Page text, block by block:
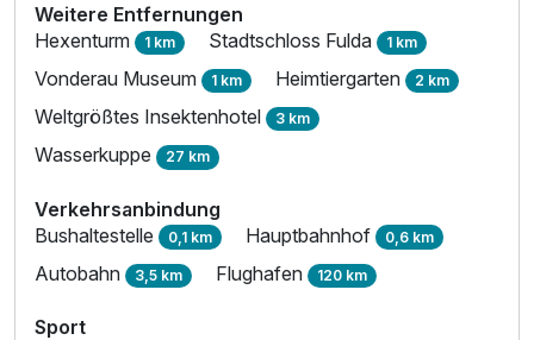
Weitere Entfernungen
Hexenturm 1 km Stadtschloss Fulda 1 km
Vonderau Museum 1 km Heimtiergarten 2 km
Weltgrößtes Insektenhotel 3 km
Wasserkuppe 27 km
Verkehrsanbindung
Bushaltestelle 0,1 km Hauptbahnhof 0,6 km
Autobahn 3,5 km Flughafen 120 km
Sport